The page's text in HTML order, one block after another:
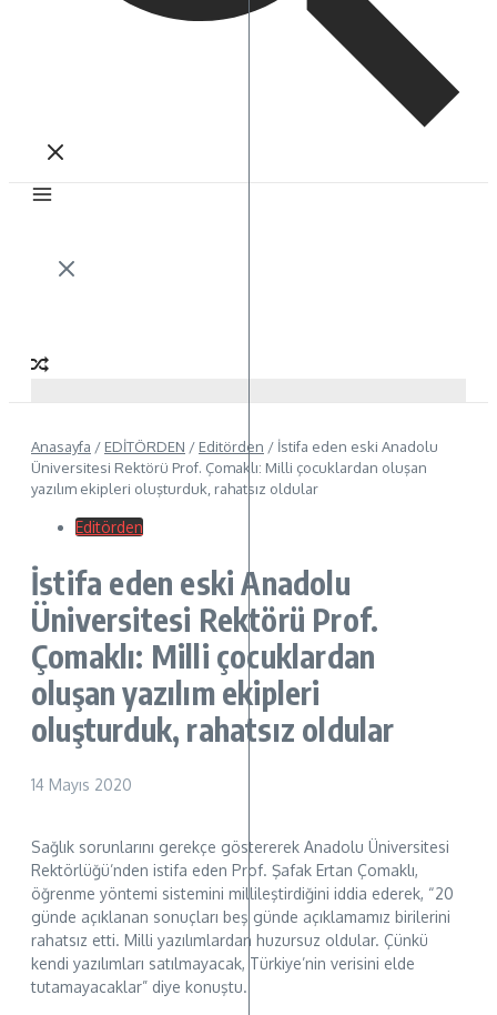
Anasayfa / EDİTÖRDEN / Editörden / İstifa eden eski Anadolu
Üniversitesi Rektörü Prof. Çomaklı: Milli çocuklardan oluşan
yazılım ekipleri oluşturduk, rahatsız oldular
Editörden
İstifa eden eski Anadolu
Üniversitesi Rektörü Prof.
Çomaklı: Milli çocuklardan
oluşan yazılım ekipleri
oluşturduk, rahatsız oldular
14 Mayıs 2020
Sağlık sorunlarını gerekçe göstererek Anadolu Üniversitesi
Rektörlüğü’nden istifa eden Prof. Şafak Ertan Çomaklı,
öğrenme yöntemi sistemini millileştirdiğini iddia ederek, “20
günde açıklanan sonuçları beş günde açıklamamız birilerini
rahatsız etti. Milli yazılımlardan huzursuz oldular. Çünkü
kendi yazılımları satılmayacak, Türkiye’nin verisini elde
tutamayacaklar” diye konuştu.